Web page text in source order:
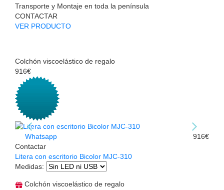
Transporte y Montaje en toda la península
CONTACTAR
VER PRODUCTO
Colchón viscoelástico de regalo
916€
Whatsapp
Contactar
916€
Litera con escritorio Bicolor MJC-310
Medidas:
Colchón viscoelástico de regalo